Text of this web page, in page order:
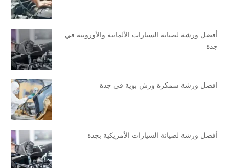
أفضل ورشة لصيانة السيارات الألمانية والأوروبية في
جدة
افضل ورشة سمكرة ورش بوية في جدة
أفضل ورشة لصيانة السيارات الأمريكية بجدة